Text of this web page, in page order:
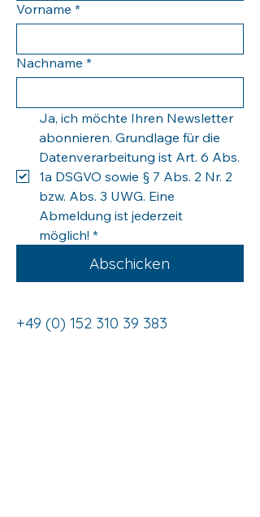
Vorname *
Nachname *
Ja, ich möchte Ihren Newsletter
abonnieren. Grundlage für die
Datenverarbeitung ist Art. 6 Abs.
1a DSGVO sowie § 7 Abs. 2 Nr. 2
bzw. Abs. 3 UWG. Eine
Abmeldung ist jederzeit
möglich! *
Abschicken
+49 (0) 152 310 39 383